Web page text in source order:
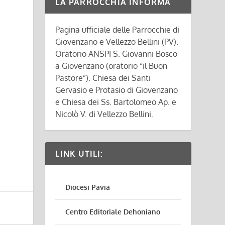
LA PARROCCHIA INFORMA
Pagina ufficiale delle Parrocchie di
Giovenzano e Vellezzo Bellini (PV).
Oratorio ANSPI S. Giovanni Bosco
a Giovenzano (oratorio “il Buon
Pastore”). Chiesa dei Santi
Gervasio e Protasio di Giovenzano
e Chiesa dei Ss. Bartolomeo Ap. e
Nicolò V. di Vellezzo Bellini.
LINK UTILI:
Diocesi Pavia
Centro Editoriale Dehoniano